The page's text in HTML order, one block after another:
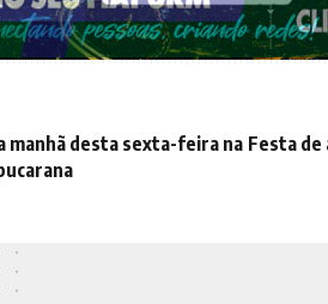
manhã desta sexta-feira na Festa de